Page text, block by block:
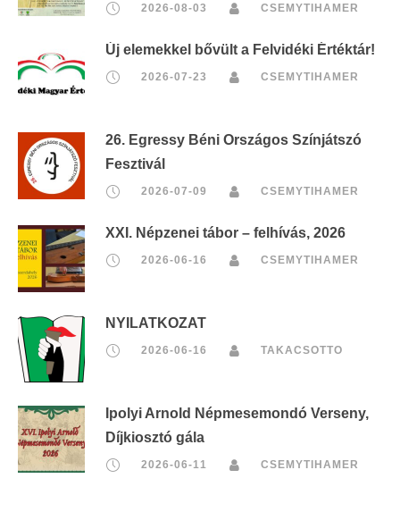
2026-08-03 CSEMYTIHAMER
Új elemekkel bővült a Felvidéki Értéktár!
2026-07-23 CSEMYTIHAMER
26. Egressy Béni Országos Színjátszó
Fesztivál
2026-07-09 CSEMYTIHAMER
XXI. Népzenei tábor – felhívás, 2026
2026-06-16 CSEMYTIHAMER
NYILATKOZAT
2026-06-16 TAKACSOTTO
Ipolyi Arnold Népmesemondó Verseny,
Díjkiosztó gála
2026-06-11 CSEMYTIHAMER